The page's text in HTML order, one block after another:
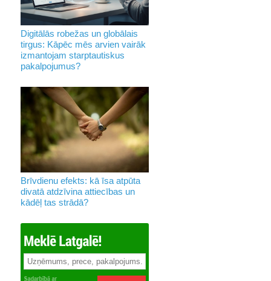
Digitālās robežas un globālais
tirgus: Kāpēc mēs arvien vairāk
izmantojam starptautiskus
pakalpojumus?
Brīvdienu efekts: kā īsa atpūta
divatā atdzīvina attiecības un
kādēļ tas strādā?